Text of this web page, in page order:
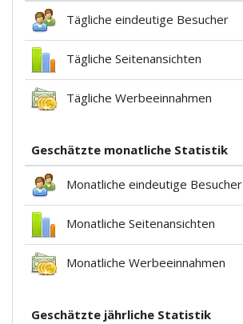
Tägliche eindeutige Besucher
Tägliche Seitenansichten
Tägliche Werbeeinnahmen
Geschätzte monatliche Statistik
Monatliche eindeutige Besucher
Monatliche Seitenansichten
Monatliche Werbeeinnahmen
Geschätzte jährliche Statistik